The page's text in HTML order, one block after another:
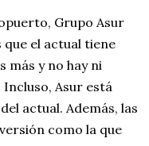
Grupo Asur
el actual tiene
más y no hay ni
Asur está
actual. Además, las
como la que